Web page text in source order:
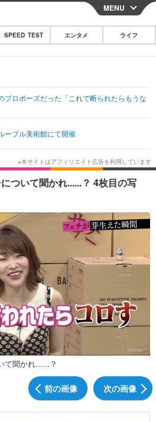
CLOSE
映画・ドラマ
韓国・芸能
スポーツ
その他
グルメ
ショッピング
MENU
SPEED TEST エンタメ ライフ
プロポーズだった「これで断られたらもうな
ーブル美術館にて開催
ついて聞かれ......？ 4枚目の写
て聞かれ......？
前の画像 次の画像